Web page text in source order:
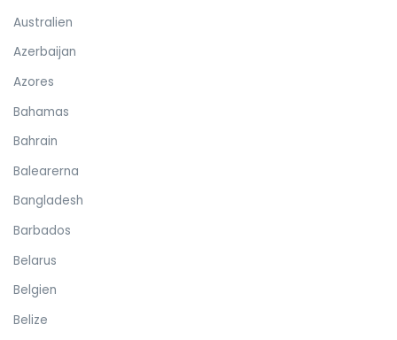
Australien
Azerbaijan
Azores
Bahamas
Bahrain
Balearerna
Bangladesh
Barbados
Belarus
Belgien
Belize